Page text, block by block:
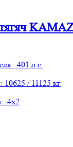
: 401 л.с.
/ 11125 кг
: 4х2